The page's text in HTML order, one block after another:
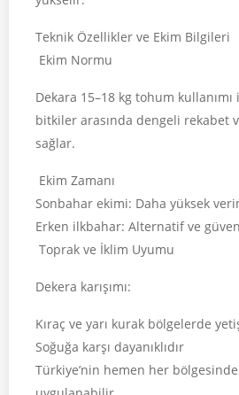
Teknik Özellikler ve Ekim Bilgileri
Ekim Normu
Dekara 15–18 kg tohum
bitkiler arasında dengeli rekabet
sağlar.
Ekim Zamanı
Sonbahar ekimi: Daha yüksek
Erken ilkbahar: Alternatif ve
Toprak ve İklim Uyumu
Dekera karışımı:
Kıraç ve yarı kurak bölgelerde
Soğuğa karşı dayanıklıdır
Türkiye’nin hemen her bölgesinde